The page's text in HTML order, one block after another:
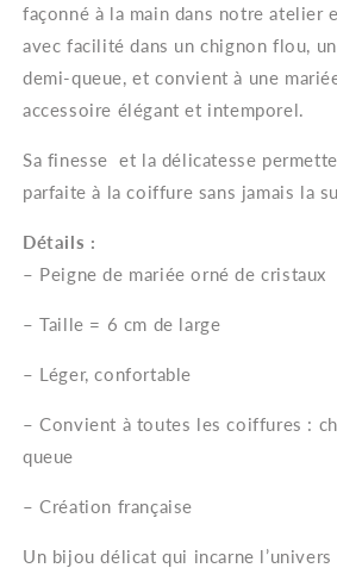
façonné à la main dans notre atelier
avec facilité dans un chignon flou,
demi-queue, et convient à une
accessoire élégant et intemporel.
Sa finesse et la délicatesse
parfaite à la coiffure sans jamais la
Détails :
– Peigne de mariée orné de cristaux
– Taille = 6 cm de large
– Léger, confortable
– Convient à toutes les coiffures :
queue
– Création française
Un bijou délicat qui incarne